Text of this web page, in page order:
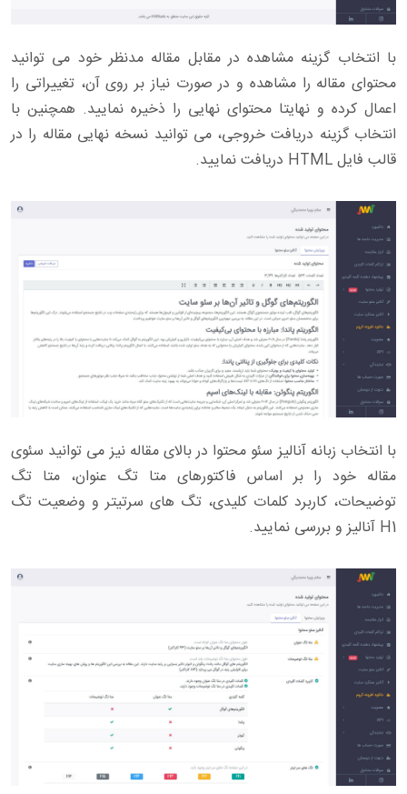
با انتخاب گزینه مشاهده در مقابل مقاله مدنظر خود می توانید
محتوای مقاله را مشاهده و در صورت نیاز بر روی آن، تغییراتی را
اعمال کرده و نهایتا محتوای نهایی را ذخیره نمایید. همچنین با
انتخاب گزینه دریافت خروجی، می توانید نسخه نهایی مقاله را در
قالب فایل HTML دریافت نمایید.
با انتخاب زبانه آنالیز سئو محتوا در بالای مقاله نیز می توانید سئوی
مقاله خود را بر اساس فاکتورهای متا تگ عنوان، متا تگ
توضیحات، کاربرد کلمات کلیدی، تگ های سرتیتر و وضعیت تگ
H1 آنالیز و بررسی نمایید.